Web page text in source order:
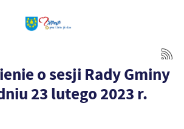
o sesji Rady Gminy
23 lutego 2023 r.